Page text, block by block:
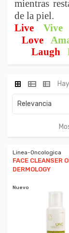
mientras
de la piel.
Live
Vive
Love
Laugh
Relevancia
Linea-Oncologica
FACE CLEANSER
DERMOLOGY
Nuevo